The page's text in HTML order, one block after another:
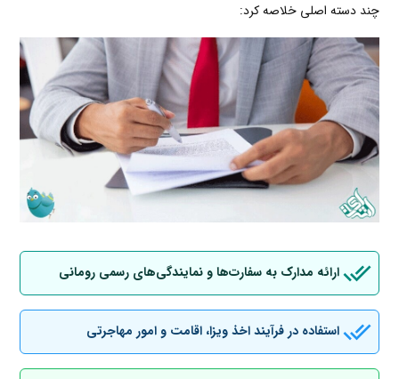
چند دسته اصلی خلاصه کرد:
ارائه مدارک به سفارت‌ها و نمایندگی‌های رسمی رومانی
استفاده در فرآیند اخذ ویزا، اقامت و امور مهاجرتی